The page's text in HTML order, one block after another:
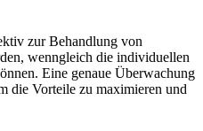
zur Behandlung von
wenngleich die individuellen
Eine genaue Überwachung
die Vorteile zu maximieren und